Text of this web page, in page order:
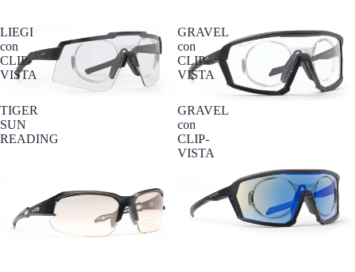
LIEGI
con
CLIP-
VISTA
GRAVEL
con
CLIP-
VISTA
Esaurito
TIGER
SUN
READING
GRAVEL
con
CLIP-
VISTA